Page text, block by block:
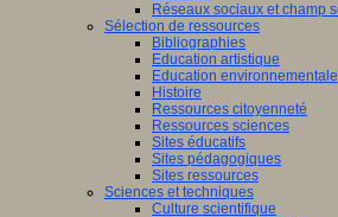
Réseaux sociaux et champ
Sélection de ressources
Bibliographies
Education artistique
Education environnementale
Histoire
Ressources citoyenneté
Ressources sciences
Sites éducatifs
Sites pédagogiques
Sites ressources
Sciences et techniques
Culture scientifique